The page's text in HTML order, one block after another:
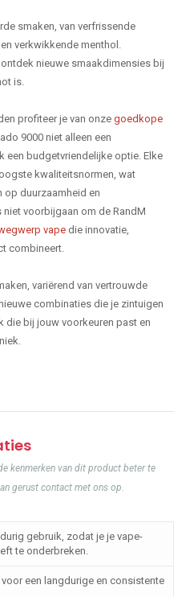
smaken, van verfrissende
verkwikkende menthol.
ontdek nieuwe smaakdimensies bij
is.
profiteer je van onze goedkope
9000 niet alleen een
een budgetvriendelijke optie. Elke
kwaliteitsnormen, wat
op duurzaamheid en
voorbijgaan om de RandM
vape die innovatie,
combineert.
variërend van vertrouwde
combinaties die je zintuigen
die bij jouw voorkeuren past en
kenmerken van dit product beter te
gerust contact met ons op.
gebruik, zodat je je vape-
te onderbreken.
een langdurige en consistente